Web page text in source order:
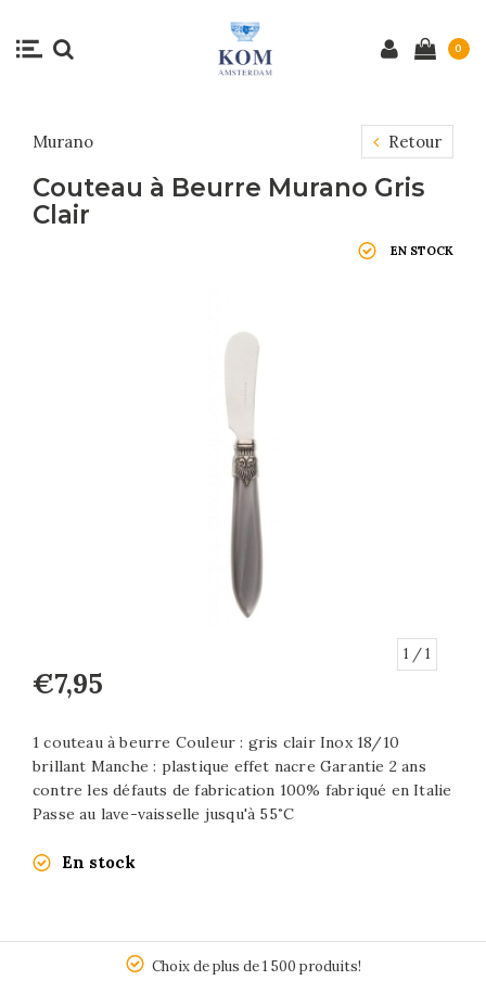
0
Murano Retour
Couteau à Beurre Murano Gris
Clair
EN STOCK
1 / 1
€7,95
1 couteau à beurre Couleur : gris clair Inox 18/10
brillant Manche : plastique effet nacre Garantie 2 ans
contre les défauts de fabrication 100% fabriqué en Italie
Passe au lave-vaisselle jusqu'à 55˚C
En stock
Choix de plus de 1 500 produits!